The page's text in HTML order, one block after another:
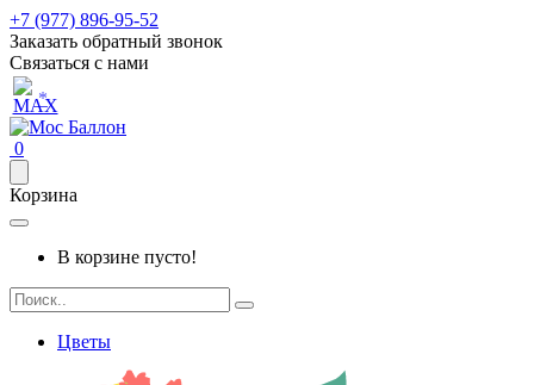
+7 (977) 896-95-52
Заказать обратный звонок
Связаться с нами
*
0
Корзина
В корзине пусто!
Цветы